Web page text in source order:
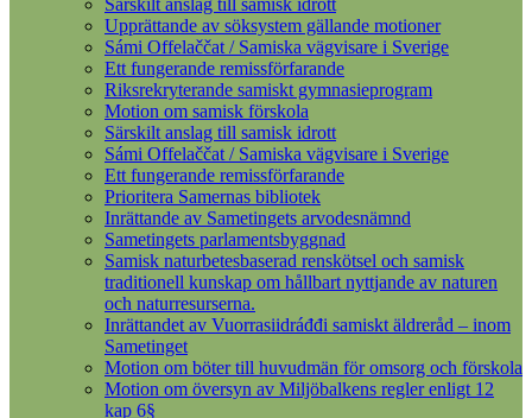
Särskilt anslag till samisk idrott
Upprättande av söksystem gällande motioner
Sámi Offelaččat / Samiska vägvisare i Sverige
Ett fungerande remissförfarande
Riksrekryterande samiskt gymnasieprogram
Motion om samisk förskola
Särskilt anslag till samisk idrott
Sámi Offelaččat / Samiska vägvisare i Sverige
Ett fungerande remissförfarande
Prioritera Samernas bibliotek
Inrättande av Sametingets arvodesnämnd
Sametingets parlamentsbyggnad
Samisk naturbetesbaserad renskötsel och samisk
traditionell kunskap om hållbart nyttjande av naturen
och naturresurserna.
Inrättandet av Vuorrasiidráđđi samiskt äldreråd – inom
Sametinget
Motion om böter till huvudmän för omsorg och förskola
Motion om översyn av Miljöbalkens regler enligt 12
kap 6§